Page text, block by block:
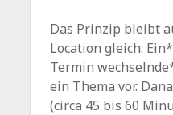
Das Prinzip bleibt
Location gleich:
Termin
ein Thema vor.
(circa 45 bis 60